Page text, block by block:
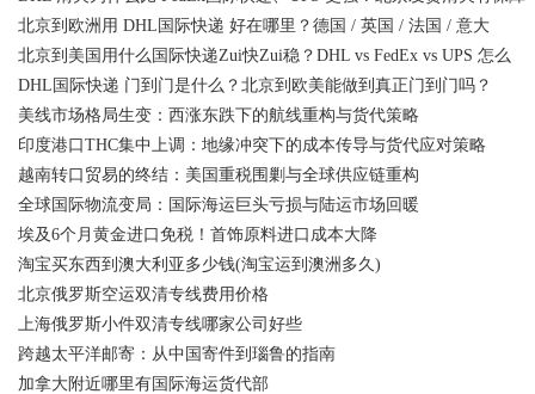
北京到欧洲用 DHL国际快递 好在哪里？德国 / 英国 / 法国 / 意大
北京到美国用什么国际快递Zui快Zui稳？DHL vs FedEx vs UPS 怎么
DHL国际快递 门到门是什么？北京到欧美能做到真正门到门吗？
美线市场格局生变：西涨东跌下的航线重构与货代策略
印度港口THC集中上调：地缘冲突下的成本传导与货代应对策略
越南转口贸易的终结：美国重税围剿与全球供应链重构
全球国际物流变局：国际海运巨头亏损与陆运市场回暖
埃及6个月黄金进口免税！首饰原料进口成本大降
淘宝买东西到澳大利亚多少钱(淘宝运到澳洲多久)
北京俄罗斯空运双清专线费用价格
上海俄罗斯小件双清专线哪家公司好些
跨越太平洋邮寄：从中国寄件到瑙鲁的指南
加拿大附近哪里有国际海运货代部